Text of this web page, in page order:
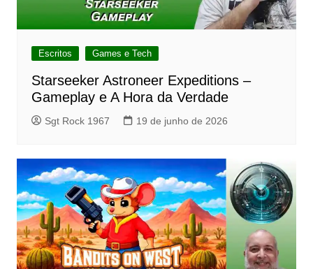
Escritos Games e Tech
Starseeker Astroneer Expeditions –
Gameplay e A Hora da Verdade
Sgt Rock 1967 19 de junho de 2026